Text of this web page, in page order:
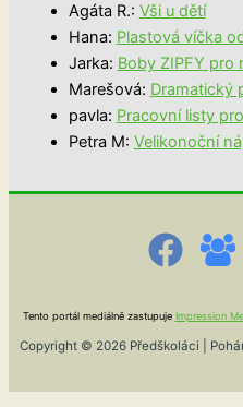
Agáta R.: Vši u dětí
Hana: Plastová víčka
Jarka: Boby ZIPFY pro
Marešová: Dramatický
pavla: Pracovní listy
Petra M: Velikonoční
Tento portál mediálně zastupuje Impression
Copyright © 2026 Předškoláci |